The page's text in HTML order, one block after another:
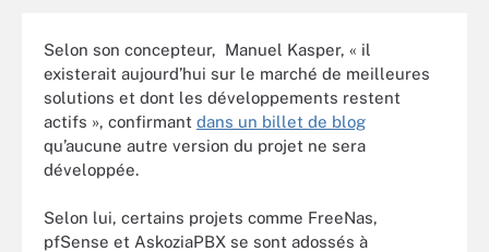
Selon son concepteur, Manuel Kasper, « il
existerait aujourd’hui sur le marché de meilleures
solutions et dont les développements restent
actifs », confirmant dans un billet de blog
qu’aucune autre version du projet ne sera
développée.
Selon lui, certains projets comme FreeNas,
pfSense et AskoziaPBX se sont adossés à